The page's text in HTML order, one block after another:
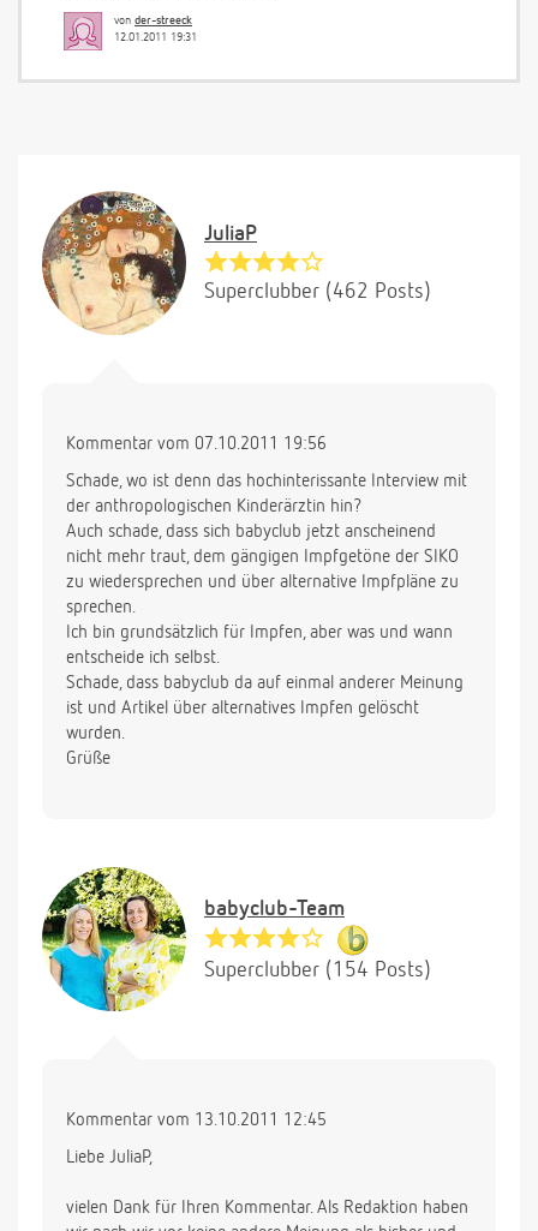
von der-streeck
12.01.2011 19:31
JuliaP
Superclubber (462 Posts)
Kommentar vom 07.10.2011 19:56
Schade, wo ist denn das hochinterissante Interview mit
der anthropologischen Kinderärztin hin?
Auch schade, dass sich babyclub jetzt anscheinend
nicht mehr traut, dem gängigen Impfgetöne der SIKO
zu wiedersprechen und über alternative Impfpläne zu
sprechen.
Ich bin grundsätzlich für Impfen, aber was und wann
entscheide ich selbst.
Schade, dass babyclub da auf einmal anderer Meinung
ist und Artikel über alternatives Impfen gelöscht
wurden.
Grüße
babyclub-Team
Superclubber (154 Posts)
Kommentar vom 13.10.2011 12:45
Liebe JuliaP,
vielen Dank für Ihren Kommentar. Als Redaktion haben